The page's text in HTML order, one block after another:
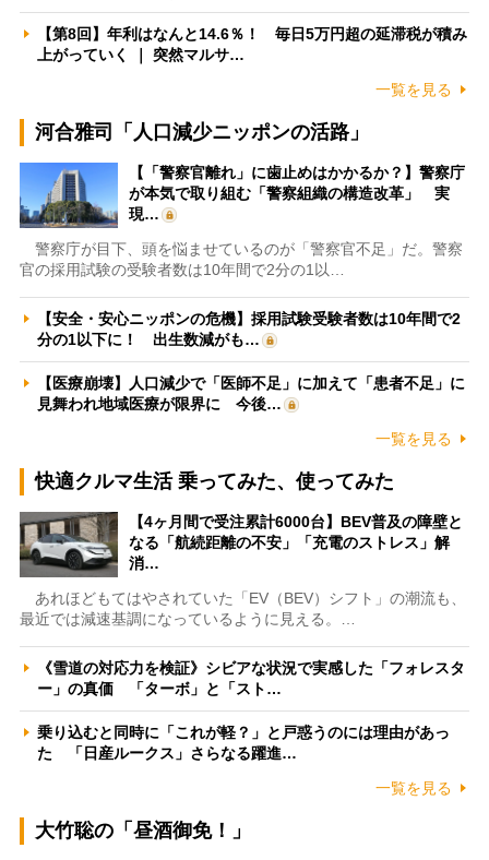
【第8回】年利はなんと14.6％！ 毎日5万円超の延滞税が積み
上がっていく ｜ 突然マルサ…
一覧を見る
河合雅司「人口減少ニッポンの活路」
【「警察官離れ」に歯止めはかかるか？】警察庁
が本気で取り組む「警察組織の構造改革」 実
現…
警察庁が目下、頭を悩ませているのが「警察官不足」だ。警察
官の採用試験の受験者数は10年間で2分の1以…
【安全・安心ニッポンの危機】採用試験受験者数は10年間で2
分の1以下に！ 出生数減がも…
【医療崩壊】人口減少で「医師不足」に加えて「患者不足」に
見舞われ地域医療が限界に 今後…
一覧を見る
快適クルマ生活 乗ってみた、使ってみた
【4ヶ月間で受注累計6000台】BEV普及の障壁と
なる「航続距離の不安」「充電のストレス」解
消…
あれほどもてはやされていた「EV（BEV）シフト」の潮流も、
最近では減速基調になっているように見える。…
《雪道の対応力を検証》シビアな状況で実感した「フォレスタ
ー」の真価 「ターボ」と「スト…
乗り込むと同時に「これが軽？」と戸惑うのには理由があっ
た 「日産ルークス」さらなる躍進…
一覧を見る
大竹聡の「昼酒御免！」